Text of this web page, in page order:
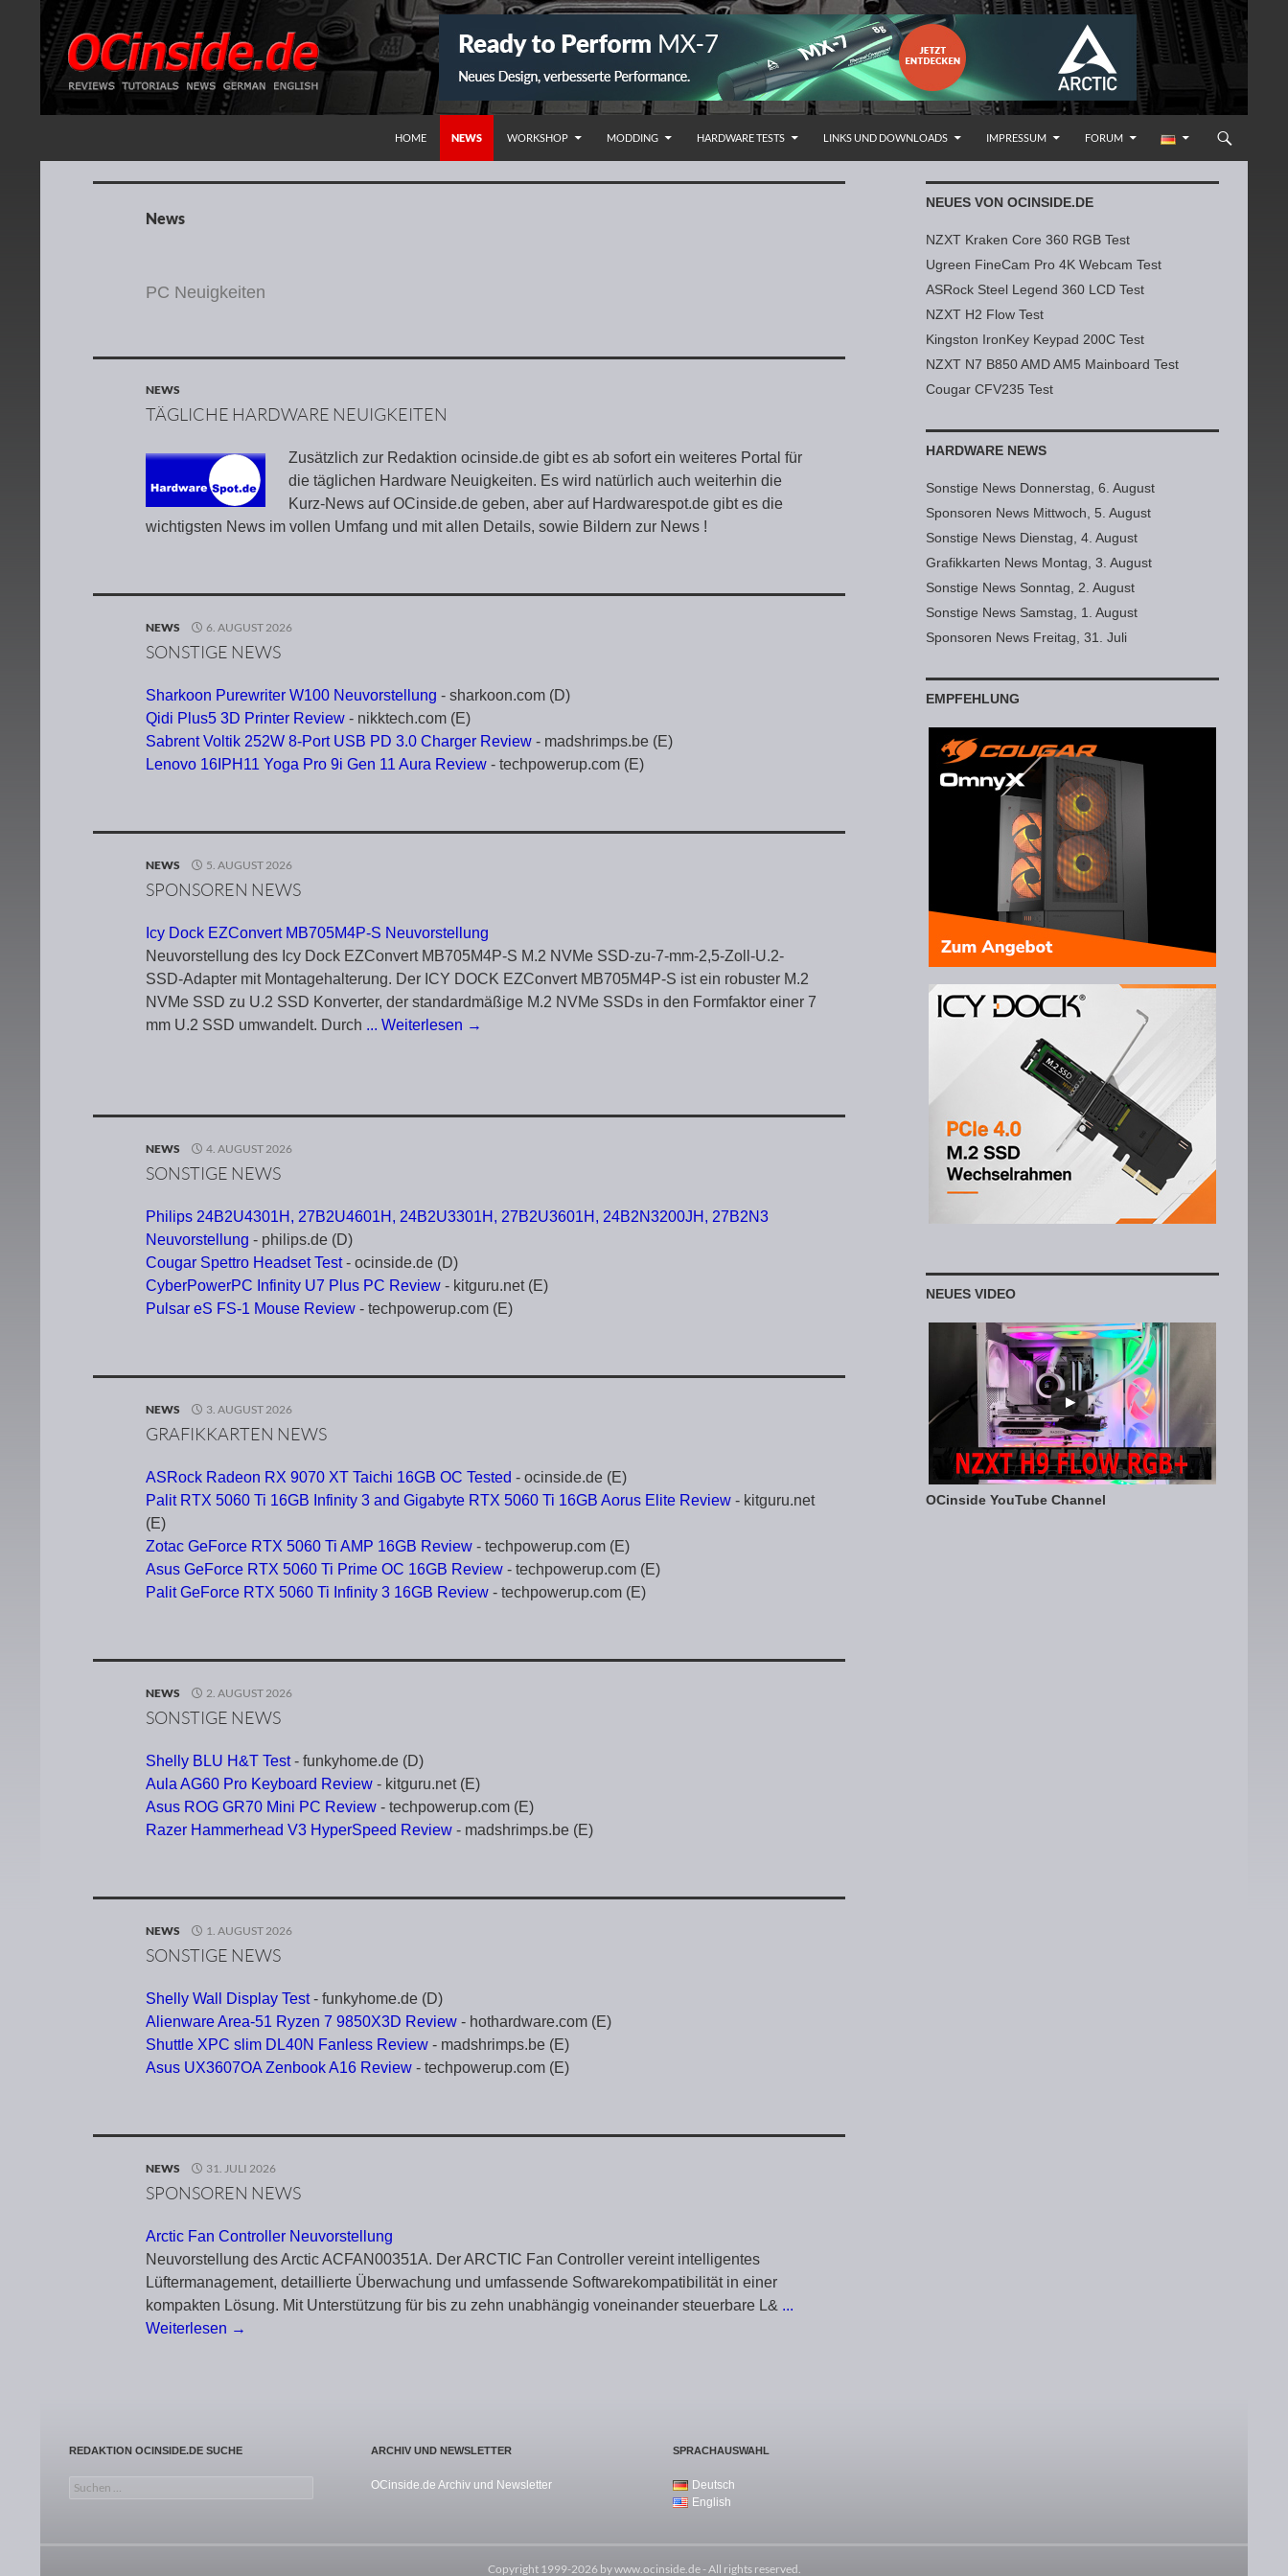
HOME
NEWS WORKSHOP MODDING HARDWARE TESTS LINKS UND DOWNLOADS IMPRESSUM FORUM
News
PC Neuigkeiten
NEWS
TÄGLICHE HARDWARE NEUIGKEITEN
Zusätzlich zur Redaktion ocinside.de gibt es ab sofort ein weiteres Portal für
die täglichen Hardware Neuigkeiten. Es wird natürlich auch weiterhin die
Kurz-News auf OCinside.de geben, aber auf Hardwarespot.de gibt es die
wichtigsten News im vollen Umfang und mit allen Details, sowie Bildern zur News !
NEWS 6. AUGUST 2026
SONSTIGE NEWS
Sharkoon Purewriter W100 Neuvorstellung - sharkoon.com (D)
Qidi Plus5 3D Printer Review - nikktech.com (E)
Sabrent Voltik 252W 8-Port USB PD 3.0 Charger Review - madshrimps.be (E)
Lenovo 16IPH11 Yoga Pro 9i Gen 11 Aura Review - techpowerup.com (E)
NEWS 5. AUGUST 2026
SPONSOREN NEWS
Icy Dock EZConvert MB705M4P-S Neuvorstellung
Neuvorstellung des Icy Dock EZConvert MB705M4P-S M.2 NVMe SSD-zu-7-mm-2,5-Zoll-U.2-
SSD-Adapter mit Montagehalterung. Der ICY DOCK EZConvert MB705M4P-S ist ein robuster M.2
NVMe SSD zu U.2 SSD Konverter, der standardmäßige M.2 NVMe SSDs in den Formfaktor einer 7
mm U.2 SSD umwandelt. Durch ... Weiterlesen →
NEWS 4. AUGUST 2026
SONSTIGE NEWS
Philips 24B2U4301H, 27B2U4601H, 24B2U3301H, 27B2U3601H, 24B2N3200JH, 27B2N3
Neuvorstellung - philips.de (D)
Cougar Spettro Headset Test- ocinside.de (D)
CyberPowerPC Infinity U7 Plus PC Review - kitguru.net (E)
Pulsar eS FS-1 Mouse Review - techpowerup.com (E)
NEWS 3. AUGUST 2026
GRAFIKKARTEN NEWS
ASRock Radeon RX 9070 XT Taichi 16GB OC Tested - ocinside.de (E)
Palit RTX 5060 Ti 16GB Infinity 3 and Gigabyte RTX 5060 Ti 16GB Aorus Elite Review - kitguru.net
(E)
Zotac GeForce RTX 5060 Ti AMP 16GB Review - techpowerup.com (E)
Asus GeForce RTX 5060 Ti Prime OC 16GB Review - techpowerup.com (E)
Palit GeForce RTX 5060 Ti Infinity 3 16GB Review - techpowerup.com (E)
NEWS 2. AUGUST 2026
SONSTIGE NEWS
Shelly BLU H&T Test- funkyhome.de (D)
Aula AG60 Pro Keyboard Review - kitguru.net (E)
Asus ROG GR70 Mini PC Review - techpowerup.com (E)
Razer Hammerhead V3 HyperSpeed Review - madshrimps.be (E)
NEWS 1. AUGUST 2026
SONSTIGE NEWS
Shelly Wall Display Test- funkyhome.de (D)
Alienware Area-51 Ryzen 7 9850X3D Review - hothardware.com (E)
Shuttle XPC slim DL40N Fanless Review - madshrimps.be (E)
Asus UX3607OA Zenbook A16 Review - techpowerup.com (E)
NEWS 31. JULI 2026
SPONSOREN NEWS
Arctic Fan Controller Neuvorstellung
Neuvorstellung des Arctic ACFAN00351A. Der ARCTIC Fan Controller vereint intelligentes
Lüftermanagement, detaillierte Überwachung und umfassende Softwarekompatibilität in einer
kompakten Lösung. Mit Unterstützung für bis zu zehn unabhängig voneinander steuerbare L& ...
Weiterlesen →
NEUES VON OCINSIDE.DE
NZXT Kraken Core 360 RGB Test
Ugreen FineCam Pro 4K Webcam Test
ASRock Steel Legend 360 LCD Test
NZXT H2 Flow Test
Kingston IronKey Keypad 200C Test
NZXT N7 B850 AMD AM5 Mainboard Test
Cougar CFV235 Test
HARDWARE NEWS
Sonstige News Donnerstag, 6. August
Sponsoren News Mittwoch, 5. August
Sonstige News Dienstag, 4. August
Grafikkarten News Montag, 3. August
Sonstige News Sonntag, 2. August
Sonstige News Samstag, 1. August
Sponsoren News Freitag, 31. Juli
EMPFEHLUNG
NEUES VIDEO
OCinside YouTube Channel
REDAKTION OCINSIDE.DE SUCHE
Suchen nach:
ARCHIV UND NEWSLETTER
OCinside.de Archiv und Newsletter
SPRACHAUSWAHL
Deutsch
English
Copyright 1999-2026 bywww.ocinside.de- All rights reserved.